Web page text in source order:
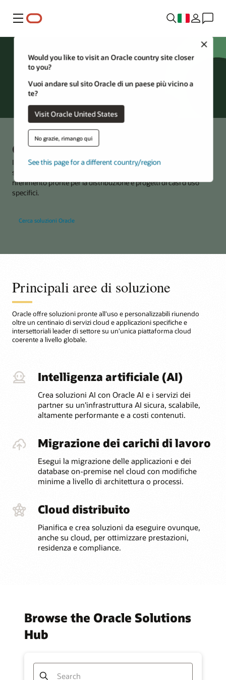
Menu
Would you like to visit an Oracle country site closer
to you?
Vuoi andare sul sito Oracle di un paese più vicino a
te?
Visit Oracle United States
No grazie, rimango qui
See this page for a different country/region
Oracle Solutions Hub
Inizia a risolvere le tue future esigenze aziendali esplorando e
scegliendo tra soluzioni cloud comprovate, architetture di
riferimento pronte per la distribuzione e progetti di casi d'uso
specifici.
Cerca soluzioni Oracle
Principali aree di soluzione
Oracle offre soluzioni pronte all'uso e personalizzabili riunendo
oltre un centinaio di servizi cloud e applicazioni specifiche e
intersettoriali leader di settore su un'unica piattaforma cloud
coerente a livello globale.
Intelligenza artificiale (AI)
Crea soluzioni AI con Oracle AI e i servizi dei
partner su un'infrastruttura AI sicura, scalabile,
altamente performante e a costi contenuti.
Migrazione dei carichi di lavoro
Esegui la migrazione delle applicazioni e dei
database on-premise nel cloud con modifiche
minime a livello di architettura o processi.
Cloud distribuito
Pianifica e crea soluzioni da eseguire ovunque,
anche su cloud, per ottimizzare prestazioni,
residenza e compliance.